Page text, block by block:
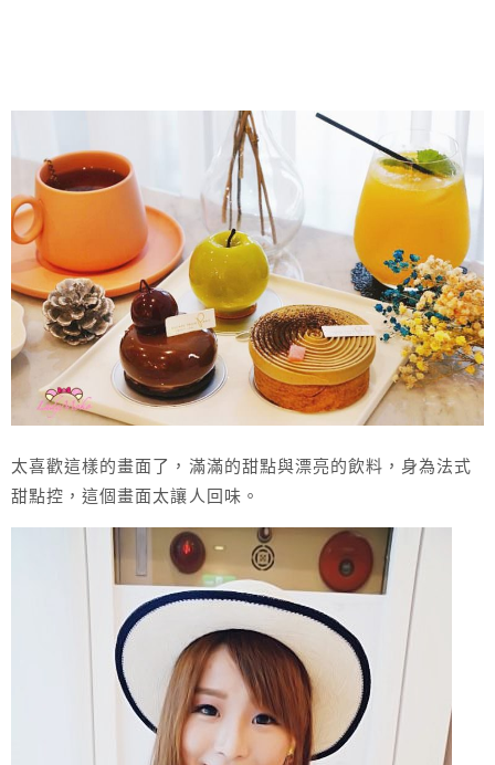
太喜歡這樣的畫面了，滿滿的甜點與漂亮的飲料，身為法式
甜點控，這個畫面太讓人回味。